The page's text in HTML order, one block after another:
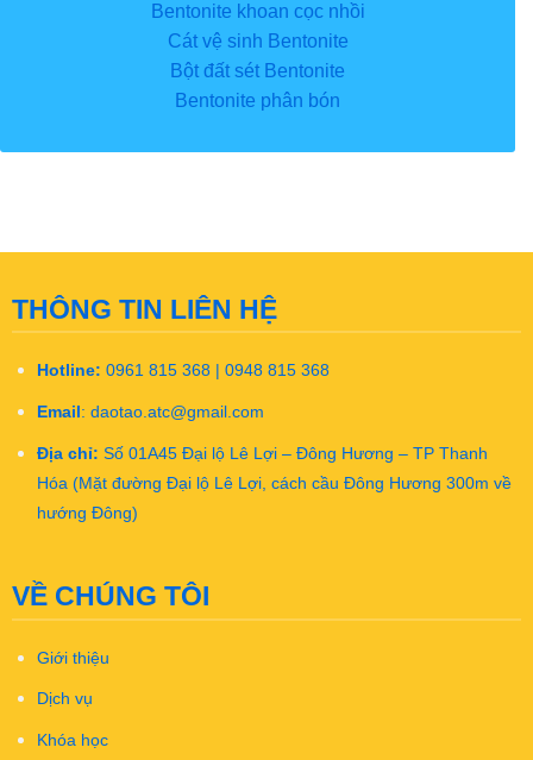
Bentonite khoan cọc nhồi
Cát vệ sinh Bentonite
Bột đất sét Bentonite
Bentonite phân bón
THÔNG TIN LIÊN HỆ
Hotline: 0961 815 368 | 0948 815 368
Email : daotao.atc@gmail.com
Địa chỉ: Số 01A45 Đại lộ Lê Lợi – Đông Hương – TP Thanh
Hóa (Mặt đường Đại lộ Lê Lợi, cách cầu Đông Hương 300m về
hướng Đông)
VỀ CHÚNG TÔI
Giới thiệu
Dịch vụ
Khóa học